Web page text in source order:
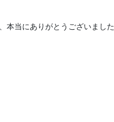
本当にありがとうございました